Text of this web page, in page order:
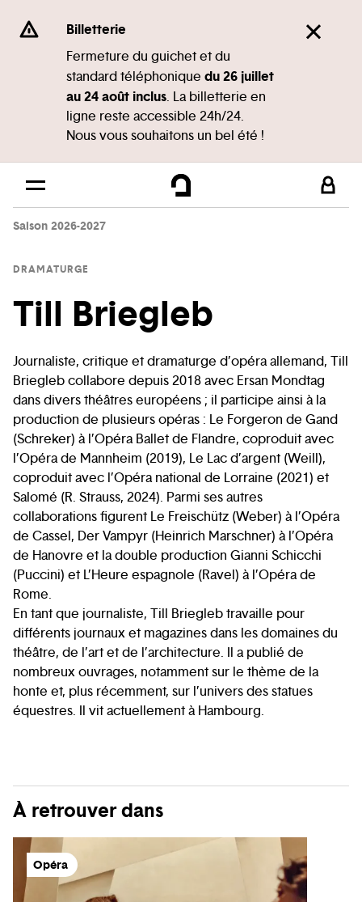
Se rendre au
Contenu principal
Pied de page
Billetterie
Fermeture du guichet et du
standard téléphonique du 26 juillet
au 24 août inclus. La billetterie en
ligne reste accessible 24h/24.
Nous vous souhaitons un bel été !
Saison 2026-2027
DRAMATURGE
Till Briegleb
Journaliste, critique et dramaturge d’opéra allemand, Till
Briegleb collabore depuis 2018 avec Ersan Mondtag
dans divers théâtres européens ; il participe ainsi à la
production de plusieurs opéras : Le Forgeron de Gand
(Schreker) à l’Opéra Ballet de Flandre, coproduit avec
l’Opéra de Mannheim (2019), Le Lac d’argent (Weill),
coproduit avec l’Opéra national de Lorraine (2021) et
Salomé (R. Strauss, 2024). Parmi ses autres
collaborations figurent Le Freischütz (Weber) à l’Opéra
de Cassel, Der Vampyr (Heinrich Marschner) à l’Opéra
de Hanovre et la double production Gianni Schicchi
(Puccini) et L’Heure espagnole (Ravel) à l’Opéra de
Rome.
En tant que journaliste, Till Briegleb travaille pour
différents journaux et magazines dans les domaines du
théâtre, de l’art et de l’architecture. Il a publié de
nombreux ouvrages, notamment sur le thème de la
honte et, plus récemment, sur l’univers des statues
équestres. Il vit actuellement à Hambourg.
À retrouver dans
Opéra